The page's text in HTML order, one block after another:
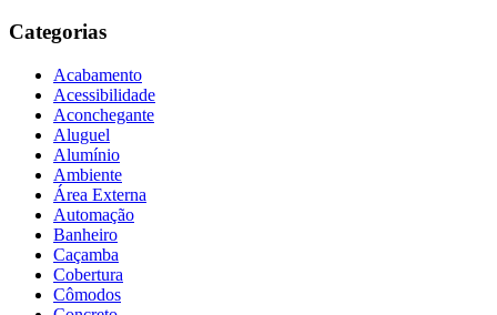
Categorias
Acabamento
Acessibilidade
Aconchegante
Aluguel
Alumínio
Ambiente
Área Externa
Automação
Banheiro
Caçamba
Cobertura
Cômodos